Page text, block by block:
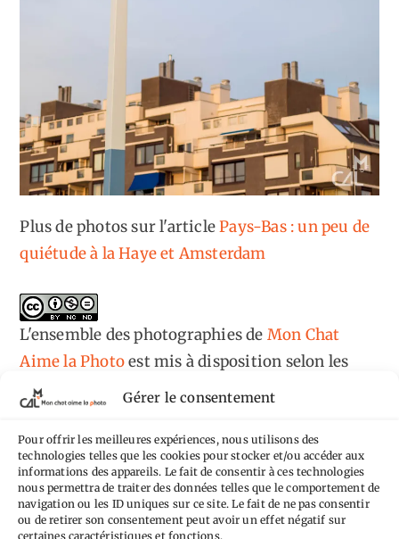
Gérer le consentement
Pour offrir les meilleures expériences, nous utilisons des
technologies telles que les cookies pour stocker et/ou accéder aux
informations des appareils. Le fait de consentir à ces technologies
nous permettra de traiter des données telles que le comportement de
navigation ou les ID uniques sur ce site. Le fait de ne pas consentir
ou de retirer son consentement peut avoir un effet négatif sur
certaines caractéristiques et fonctions.
Plus de photos sur l'articlePays-Bas : un peu de
quiétude à la Haye et Amsterdam
L'ensemble des photographiesde Mon Chat
Aime la Photoest mis à disposition selon les
termes de la
licence Creative Commons
Pas de Modification 4.0 International.
Fondé(e) sur une œuvre dehttps://mcalp.fr.